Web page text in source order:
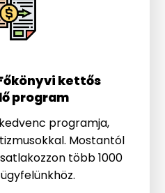
kettős
program
programja,
Mostantól
több 1000